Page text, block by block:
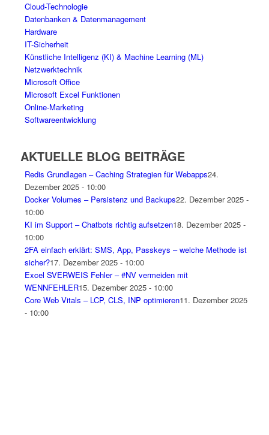
Cloud-Technologie
Datenbanken & Datenmanagement
Hardware
IT-Sicherheit
Künstliche Intelligenz (KI) & Machine Learning (ML)
Netzwerktechnik
Microsoft Office
Microsoft Excel Funktionen
Online-Marketing
Softwareentwicklung
AKTUELLE BLOG BEITRÄGE
Redis Grundlagen – Caching Strategien für Webapps24.
Dezember 2025 - 10:00
Docker Volumes – Persistenz und Backups22. Dezember 2025 -
10:00
KI im Support – Chatbots richtig aufsetzen18. Dezember 2025 -
10:00
2FA einfach erklärt: SMS, App, Passkeys – welche Methode ist
sicher?17. Dezember 2025 - 10:00
Excel SVERWEIS Fehler – #NV vermeiden mit
WENNFEHLER15. Dezember 2025 - 10:00
Core Web Vitals – LCP, CLS, INP optimieren11. Dezember 2025
- 10:00